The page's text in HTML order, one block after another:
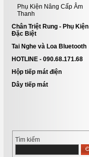
Phụ Kiện Nâng Cấp Âm
Thanh
Chân Triệt Rung - Phụ Kiện
Đặc Biệt
Tai Nghe và Loa Bluetooth
HOTLINE - 090.68.171.68
Hộp tiếp mát điện
Dây tiếp mát
Tìm kiếm